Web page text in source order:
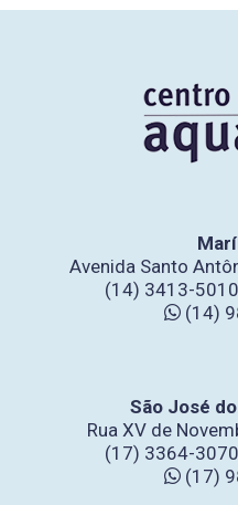
Avenida Santo
(14) 3413-
(14)
São José
Rua XV de
(17) 3364-
(17)